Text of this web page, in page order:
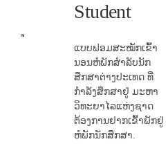
Student
ແບບຟອມສະໝັກເຂົ້າ
ນອນຫໍພັກສຳລັບນັກ
ສຶກສາຕ່າງປະເທດ ທີ່
ກຳລັງສຶກສາຢູ່ ມະຫາ
ວິທະຍາໄລແຫ່ງຊາດ
ຕ້ອງການຢາກເຂົ້າພັກຢູ່
ຫໍພັກນັກສຶກສາ.